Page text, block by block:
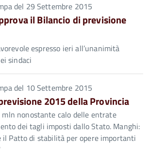
del 29 Settembre 2015
il Bilancio di previsione
espresso ieri all’unanimità
sindaci
del 10 Settembre 2015
2015 della Provincia
nonostante calo delle entrate
dei tagli imposti dallo Stato. Manghi:
il Patto di stabilità per opere importanti